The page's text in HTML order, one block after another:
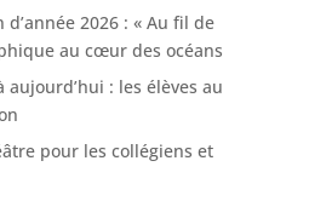
2026 : « Au fil de
au cœur des océans
aujourd’hui : les élèves au
pour les collégiens et